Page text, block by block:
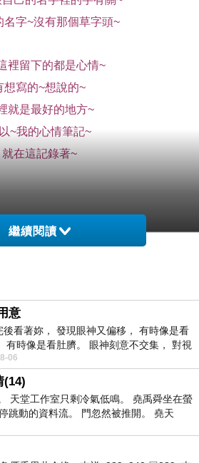
名字~沒有那個草字頭~
裡留下的都是心情~
想寫的~想說的~
就是最好的地方~
~我的心情筆記~
就在這記錄著~
一個不會太糾結~
可是我想起~
很年輕的時候~
經取過的名字~
想~真的幼稚到很白癡~
在某個游戲裡取過~
繼續閱讀
意
後看著妳， 發現眼神又偏移， 有時像是看
有時像是看肚臍。 眼神刻意不交集， 對視
齊， 讓我很難不
06
(14)
天堂工作室只剩冷氣低鳴。 堯禹舜坐在螢
跳動的資料流。 門忽然被推開。 堯天